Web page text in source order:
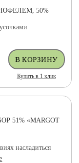
50%
Купить в 1 клик
51% «MARGOT
насладиться